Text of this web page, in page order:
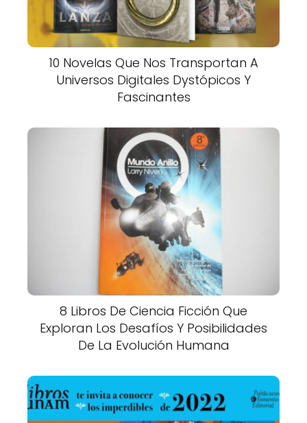
10 Novelas Que Nos Transportan A
Universos Digitales Dystópicos Y
Fascinantes
8 Libros De Ciencia Ficción Que
Exploran Los Desafíos Y Posibilidades
De La Evolución Humana